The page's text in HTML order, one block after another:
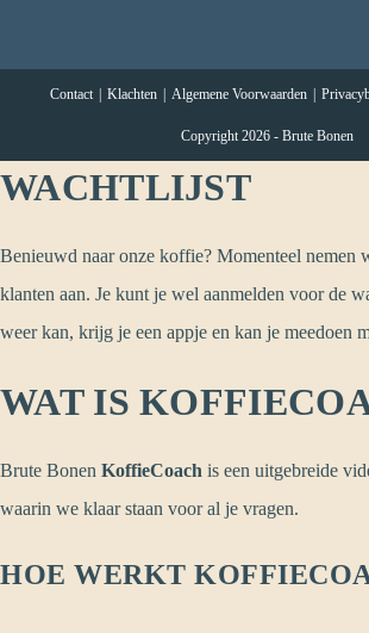
Contact Klachten Algemene Voorwaarden
Copyright 2026 - Brute Bonen
WACHTLIJST
Benieuwd naar onze koffie? Momenteel nemen
klanten aan. Je kunt je wel aanmelden voor de
weer kan, krijg je een appje en kan je meedoen
WAT IS
Brute Bonen KoffieCoach is een uitgebreide
waarin we klaar staan voor al je vragen.
HOE WERKT